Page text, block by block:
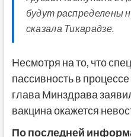
будут распределены
сказала Тикарадзе.
Несмотря на то, что
пассивность в
глава Минздрава
вакцина окажется
По последней